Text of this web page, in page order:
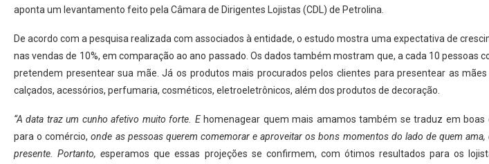
aponta um levantamento feito pela Câmara de Dirigentes Lojistas (CDL) de Petrolina.
De acordo com a pesquisa realizada com associados à entidade, o estudo mostra uma expectativa de
nas vendas de 10%, em comparação ao ano passado. Os dados também mostram que, a cada 10 pessoas
pretendem presentear sua mãe. Já os produtos mais procurados pelos clientes para presentear as mães
calçados, acessórios, perfumaria, cosméticos, eletroeletrônicos, além dos produtos de decoração.
“A data traz um cunho afetivo muito forte. E homenagear quem mais amamos também se traduz em boas
para o comércio,onde as pessoas querem comemorar e aproveitar os bons momentos do lado de quem ama,
presente. Portanto, esperamos que essas projeções se confirmem, com ótimos resultados para os